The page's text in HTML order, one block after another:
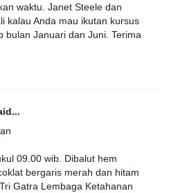
waktu. Janet Steele dan
kalau Anda mau ikutan kursus
bulan Januari dan Juni. Terima
09.00 wib. Dibalut hem
bergaris merah dan hitam
Gatra Lembaga Ketahanan